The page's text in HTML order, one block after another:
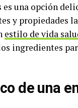
es una opción
y propiedades
estilo de vida
ingredientes
de una